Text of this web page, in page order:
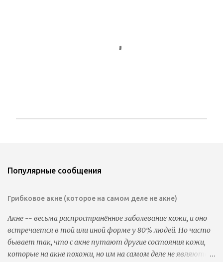
а
т
о
м
м
н
Популярные сообщения
Грибковое акне (которое на самом деле не акне)
Акне -- весьма распространённое заболевание кожи, и оно
встречается в той или иной форме у 80% людей. Но часто
бывает так, что с акне путают другие состояния кожи,
которые на акне похожи, но им на самом деле не являются.